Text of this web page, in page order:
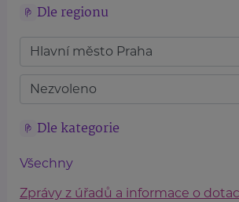
Dle regionu
Dle kategorie
Všechny
Zprávy z úřadů a informace o